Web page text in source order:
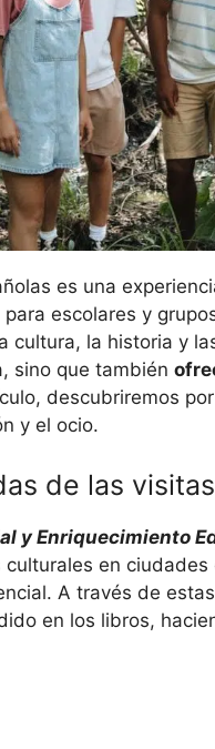
es una
escolares y
cultura, la historia y
sino que también
descubriremos
y el ocio.
de las
y Enriquecimiento
en
A través de
en los libros,